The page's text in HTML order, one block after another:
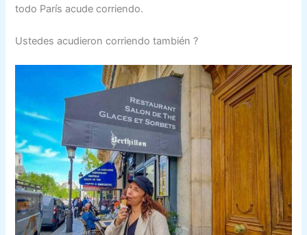
todo París acude corriendo.
Ustedes acudieron corriendo también ?